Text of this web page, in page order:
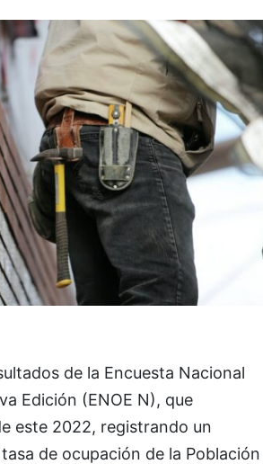
de la Encuesta Nacional
Edición (ENOE N), que
este 2022, registrando un
de ocupación de la Población